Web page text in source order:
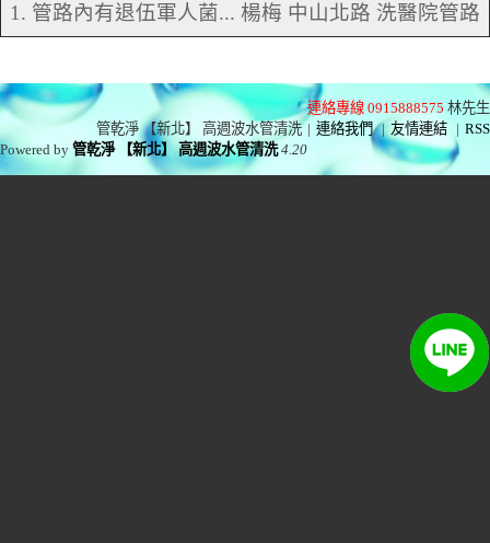
1. 管路內有退伍軍人菌... 楊梅 中山北路 洗醫院管路
連絡專線 0915888575 林先生
管乾淨 【新北】 高週波水管清洗 | 連絡我們 | 友情連結 | RSS
Powered by管乾淨 【新北】 高週波水管清洗 4.20